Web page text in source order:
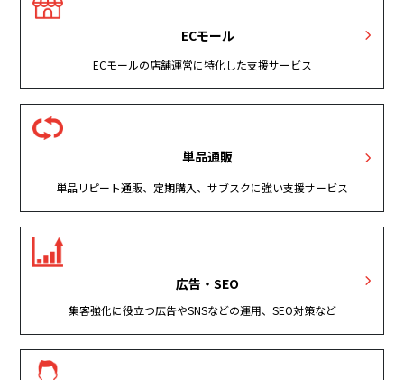
ECモール
ECモールの店舗運営に特化した支援サービス
単品通販
単品リピート通販、定期購入、サブスクに強い支援サービス
広告・SEO
集客強化に役立つ広告やSNSなどの運用、SEO対策など